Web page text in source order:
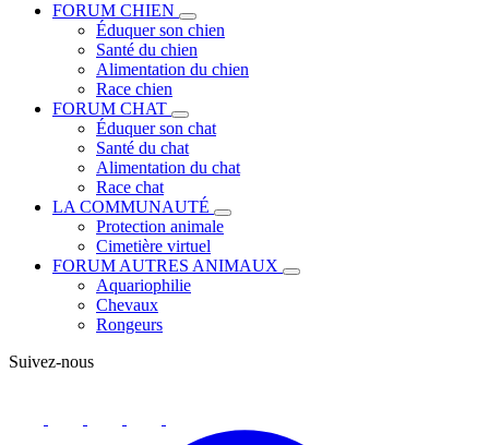
FORUM CHIEN
Éduquer son chien
Santé du chien
Alimentation du chien
Race chien
FORUM CHAT
Éduquer son chat
Santé du chat
Alimentation du chat
Race chat
LA COMMUNAUTÉ
Protection animale
Cimetière virtuel
FORUM AUTRES ANIMAUX
Aquariophilie
Chevaux
Rongeurs
Suivez-nous